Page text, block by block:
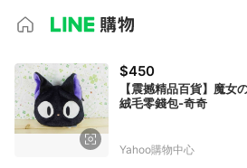
$450
【震撼精品百貨】魔女
絨毛零錢包-奇奇
Yahoo購物中心